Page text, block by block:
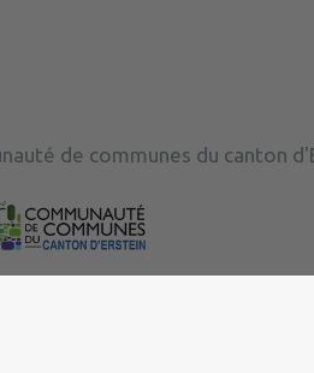
de communes du canton